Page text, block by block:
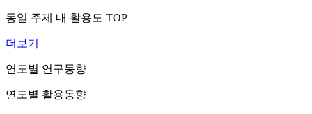
동일 주제 내 활용도 TOP
더보기
연도별 연구동향
연도별 활용동향